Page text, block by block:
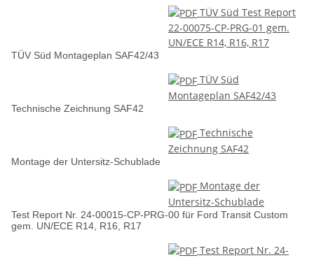
TÜV Süd Test Report
22-00075-CP-PRG-01 gem.
UN/ECE R14, R16, R17
TÜV Süd Montageplan SAF42/43
TÜV Süd
Montageplan SAF42/43
Technische Zeichnung SAF42
Technische
Zeichnung SAF42
Montage der Untersitz-Schublade
Montage der
Untersitz-Schublade
Test Report Nr. 24-00015-CP-PRG-00 für Ford Transit Custom
gem. UN/ECE R14, R16, R17
Test Report Nr. 24-